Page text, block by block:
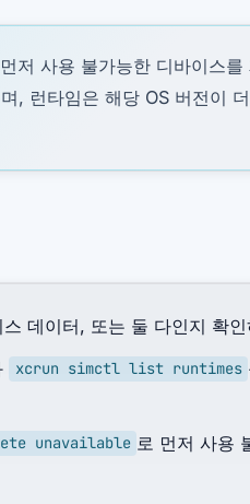
저 사용 불가능한 디바이스를
, 런타임은 해당 OS 버전이
데이터, 또는 둘 다인지 확
xcrun simctl list runtimes
unavailable 로 먼저 사용